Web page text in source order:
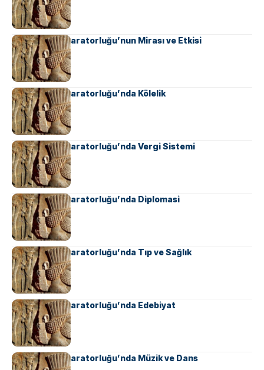
Ahameniş İmparatorluğu’nun Mirası ve Etkisi
Ahameniş İmparatorluğu’nda Kölelik
Ahameniş İmparatorluğu’nda Vergi Sistemi
Ahameniş İmparatorluğu’nda Diplomasi
Ahameniş İmparatorluğu’nda Tıp ve Sağlık
Ahameniş İmparatorluğu’nda Edebiyat
Ahameniş İmparatorluğu’nda Müzik ve Dans